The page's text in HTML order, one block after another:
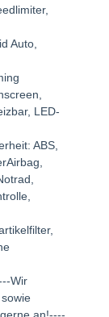
Auto,
LED-
ABS,
Wir